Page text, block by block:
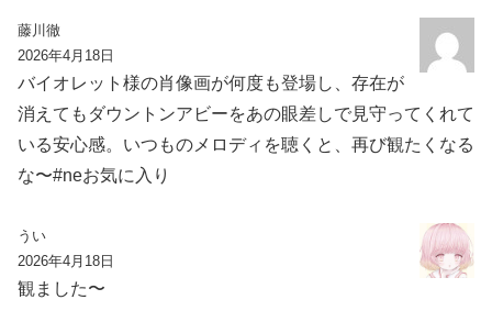
藤川徹
2026年4月18日
バイオレット様の肖像画が何度も登場し、存在が
消えてもダウントンアビーをあの眼差しで見守ってくれて
いる安心感。いつものメロディを聴くと、再び観たくなる
な〜#neお気に入り
うい
2026年4月18日
観ました〜